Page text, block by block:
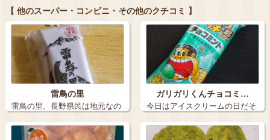
【 他のスーパー・コンビニ・その他のクチコミ 】
雷鳥の里
雷鳥の里、長野県民は地元なの
でなかなか買…
ガリガリくんチョコミ…
今日はアイスクリームの日だそ
うです こ…